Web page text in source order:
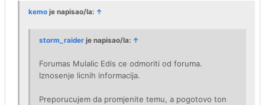
kemo je napisao/la: ↑
storm_raider je napisao/la: ↑
Forumas Mulalic Edis ce odmoriti od foruma.
Iznosenje licnih informacija.
Preporucujem da promjenite temu, a pogotovo ton